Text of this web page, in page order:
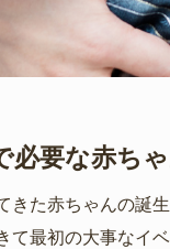
要な赤ち
きた赤ちゃんの誕
て最初の大事なイ